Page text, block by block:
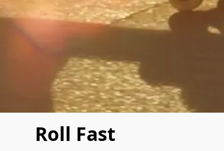
Roll Fast